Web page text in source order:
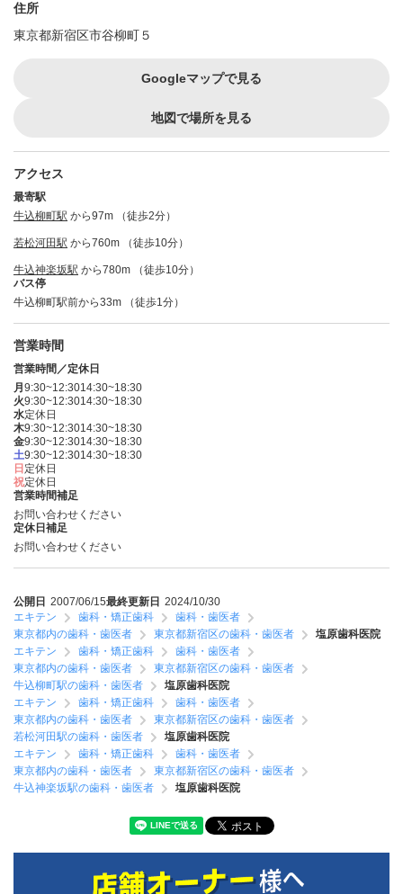
住所
東京都新宿区市谷柳町５
Googleマップで見る
地図で場所を見る
アクセス
最寄駅
牛込柳町駅 から97m （徒歩2分）
若松河田駅 から760m （徒歩10分）
牛込神楽坂駅 から780m （徒歩10分）
バス停
牛込柳町駅前から33m （徒歩1分）
営業時間
営業時間／定休日
月 9:30~12:3014:30~18:30
火9:30~12:3014:30~18:30
水定休日
木9:30~12:3014:30~18:30
金9:30~12:3014:30~18:30
土9:30~12:3014:30~18:30
日 定休日
祝定休日
営業時間補足
お問い合わせください
定休日補足
お問い合わせください
公開日 2007/06/15最終更新日 2024/10/30
エキテン
歯科・矯正歯科
歯科・歯医者
東京都内の歯科・歯医者
東京都新宿区の歯科・歯医者
塩原歯科医院
エキテン
歯科・矯正歯科
歯科・歯医者
東京都内の歯科・歯医者
東京都新宿区の歯科・歯医者
牛込柳町駅の歯科・歯医者
塩原歯科医院
エキテン
歯科・矯正歯科
歯科・歯医者
東京都内の歯科・歯医者
東京都新宿区の歯科・歯医者
若松河田駅の歯科・歯医者
塩原歯科医院
エキテン
歯科・矯正歯科
歯科・歯医者
東京都内の歯科・歯医者
東京都新宿区の歯科・歯医者
牛込神楽坂駅の歯科・歯医者
塩原歯科医院